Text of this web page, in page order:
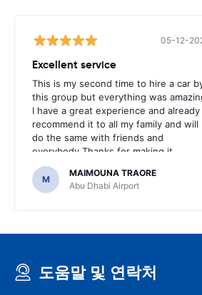
05-12-
Excellent service
This is my second time to hire a car
this group but everything was
I have a great experience and already
recommend it to all my family and will
do the same with friends and
everybody.Thanks for making it
affordable and easy.
M
MAIMOUNA TRAORE
Abu Dhabi Airport
도움말 및 연락처